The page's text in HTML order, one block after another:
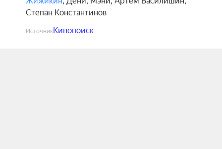
Степан Константинов
ИсточникКинопоиск